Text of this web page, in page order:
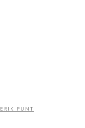
ERIK PUNT